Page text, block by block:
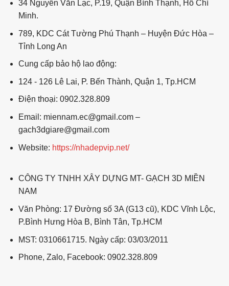
34 Nguyễn Văn Lạc, P.19, Quận Bình Thạnh, Hồ Chí
Minh.
789, KDC Cát Tường Phú Thạnh – Huyện Đức Hòa –
Tỉnh Long An
Cung cấp bảo hộ lao động:
124 - 126 Lê Lai, P. Bến Thành, Quận 1, Tp.HCM
Điện thoại: 0902.328.809
Email: miennam.ec@gmail.com –
gach3dgiare@gmail.com
Website: https://nhadepvip.net/
CÔNG TY TNHH XÂY DỰNG MT- GẠCH 3D MIỀN
NAM
Văn Phòng: 17 Đường số 3A (G13 cũ), KDC Vĩnh Lộc,
P.Bình Hưng Hòa B, Bình Tân, Tp.HCM
MST: 0310661715. Ngày cấp: 03/03/2011
Phone, Zalo, Facebook: 0902.328.809